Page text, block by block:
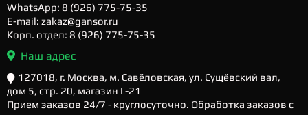
WhatsApp: 8 (926) 775-75-35
E-mail: zakaz@gansor.ru
Корп. отдел: 8 (926) 775-75-35
Наш адрес
127018, г. Москва, м. Савёловская, ул. Сущёвский вал,
дом 5, стр. 20, магазин L-21
Прием заказов 24/7 - круглосуточно. Обработка заказов с